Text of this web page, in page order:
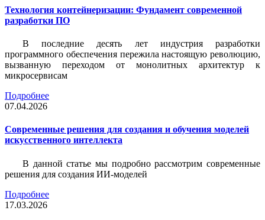
Технология контейнеризации: Фундамент современной
разработки ПО
В последние десять лет индустрия разработки
программного обеспечения пережила настоящую революцию,
вызванную переходом от монолитных архитектур к
микросервисам
Подробнее
07.04.2026
Современные решения для создания и обучения моделей
искусственного интеллекта
В данной статье мы подробно рассмотрим современные
решения для создания ИИ-моделей
Подробнее
17.03.2026